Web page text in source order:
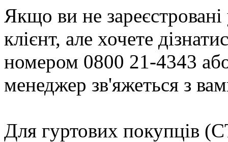
Якщо ви не
клієнт, але хочете
номером 0800 21-4343 або
менеджер зв'яжеться з
Для гуртових покупців